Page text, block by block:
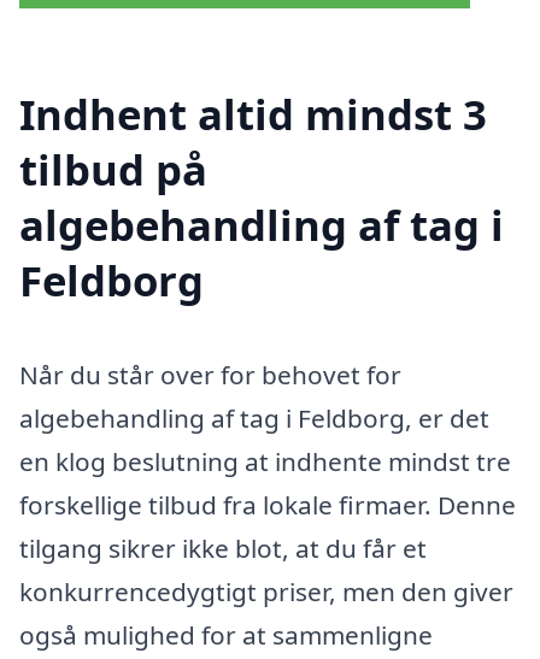
Indhent altid mindst 3
tilbud på
algebehandling af tag i
Feldborg
Når du står over for behovet for
algebehandling af tag i Feldborg, er det
en klog beslutning at indhente mindst tre
forskellige tilbud fra lokale firmaer. Denne
tilgang sikrer ikke blot, at du får et
konkurrencedygtigt priser, men den giver
også mulighed for at sammenligne